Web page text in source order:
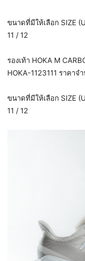
ขนาดที่มีให้เลือก SIZE
11 / 12
รองเท้า HOKA M
HOKA-1123111 ราคา
ขนาดที่มีให้เลือก SIZE
11 / 12